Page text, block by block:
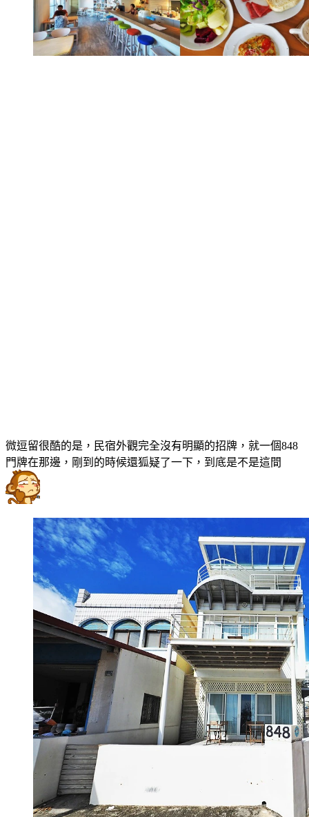
微逗留很酷的是，民宿外觀完全沒有明顯的招牌，就一個848
門牌在那邊，剛到的時候還狐疑了一下，到底是不是這間